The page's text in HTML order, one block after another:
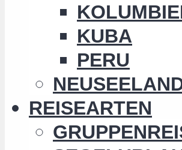
KUBA
PERU
REISEARTEN